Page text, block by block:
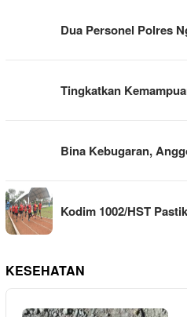
Dua Personel Polres
Tingkatkan
Bina Kebugaran,
Kodim 1002/HST
KESEHATAN